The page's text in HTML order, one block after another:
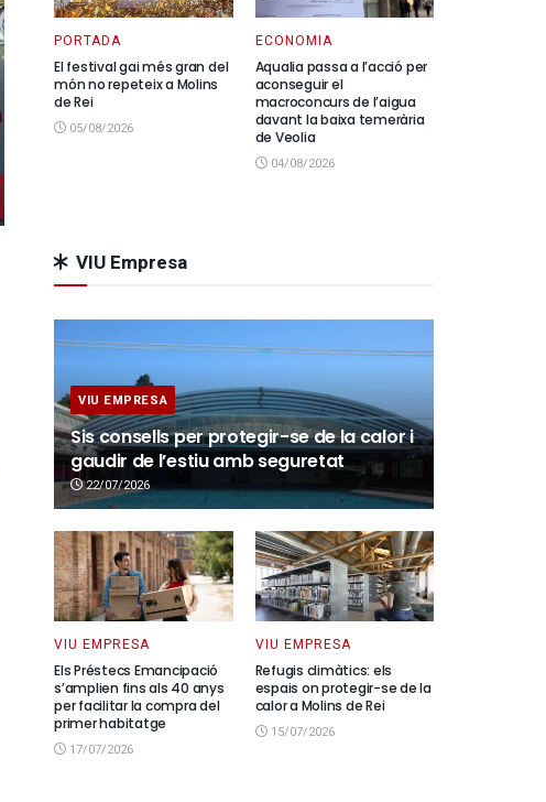
PORTADA
El festival gai més gran del
món no repeteix a Molins
de Rei
05/08/2026
ECONOMIA
Aqualia passa a l’acció per
aconseguir el
macroconcurs de l’aigua
davant la baixa temerària
de Veolia
04/08/2026
VIU Empresa
VIU EMPRESA
Sis consells per protegir-se de la calor i
gaudir de l’estiu amb seguretat
22/07/2026
VIU EMPRESA
Els Préstecs Emancipació
s’amplien fins als 40 anys
per facilitar la compra del
primer habitatge
17/07/2026
VIU EMPRESA
Refugis climàtics: els
espais on protegir-se de la
calor a Molins de Rei
15/07/2026